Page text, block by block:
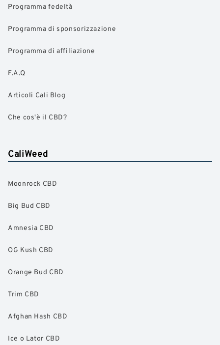
Programma fedeltà
Programma di sponsorizzazione
Programma di affiliazione
F.A.Q
Articoli Cali Blog
Che cos'è il CBD?
CaliWeed
Moonrock CBD
Big Bud CBD
Amnesia CBD
OG Kush CBD
Orange Bud CBD
Trim CBD
Afghan Hash CBD
Ice o Lator CBD